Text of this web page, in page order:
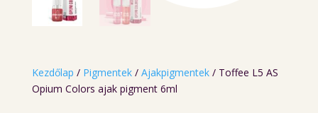
Kezdőlap / Pigmentek/ Ajakpigmentek/ Toffee L5 AS
Opium Colors ajak pigment 6ml